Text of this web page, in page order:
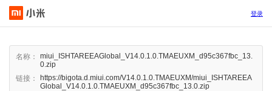
登录
名称：
miui_ISHTAREEAGlobal_V14.0.1.0.TMAEUXM_d95c367fbc_13.
0.zip
链接：
https://bigota.d.miui.com/V14.0.1.0.TMAEUXM/miui_ISHTAREEA
Global_V14.0.1.0.TMAEUXM_d95c367fbc_13.0.zip